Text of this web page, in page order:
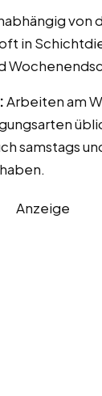
von
in
Arbeiten am
samstags
Anzeige